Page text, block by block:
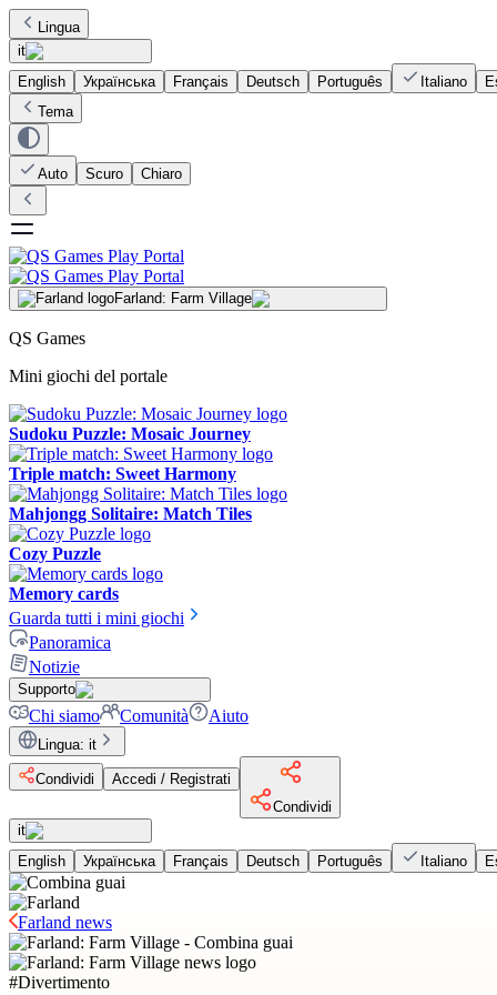
Lingua
it
English
Українська Français Deutsch Português Italiano
Tema
Auto Scuro Chiaro
Farland: Farm Village
QS Games
Mini giochi del portale
Sudoku Puzzle: Mosaic Journey
Triple match: Sweet Harmony
Mahjongg Solitaire: Match Tiles
Cozy Puzzle
Memory cards
Guarda tutti i mini giochi
Panoramica
Notizie
Supporto
Chi siamo Comunità Aiuto
Lingua: it
Condividi
Accedi / Registrati
Condividi
it
English
Українська Français Deutsch Português Italiano
Farland news
#Divertimento